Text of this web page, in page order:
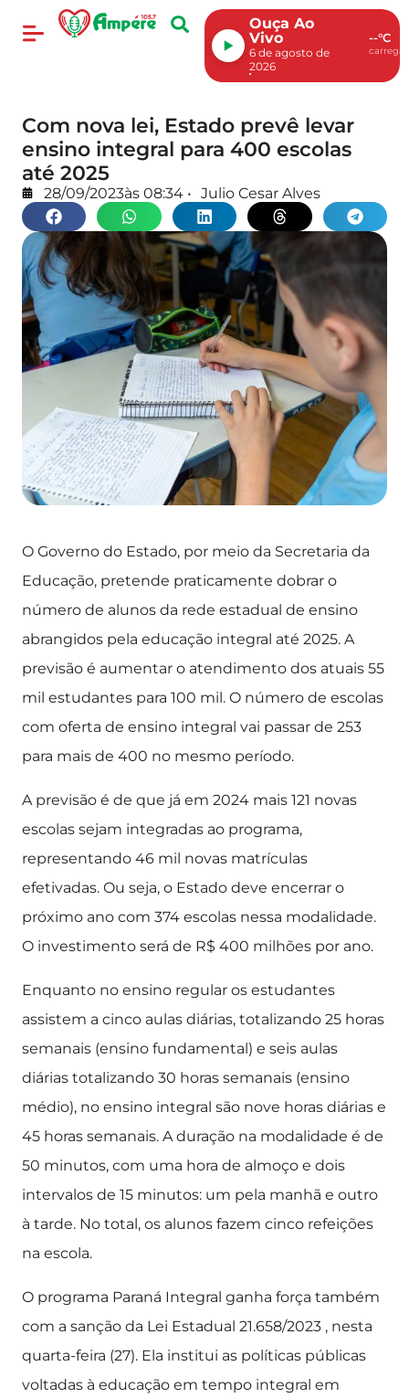
Ouça Ao
Vivo
6 de agosto de
2026
--°C
Com nova lei, Estado prevê levar
ensino integral para 400 escolas
até 2025
28/09/2023às 08:34 • Julio Cesar Alves
O Governo do Estado, por meio da Secretaria da
Educação, pretende praticamente dobrar o
número de alunos da rede estadual de ensino
abrangidos pela educação integral até 2025. A
previsão é aumentar o atendimento dos atuais 55
mil estudantes para 100 mil. O número de escolas
com oferta de ensino integral vai passar de 253
para mais de 400 no mesmo período.
A previsão é de que já em 2024 mais 121 novas
escolas sejam integradas ao programa,
representando 46 mil novas matrículas
efetivadas. Ou seja, o Estado deve encerrar o
próximo ano com 374 escolas nessa modalidade.
O investimento será de R$ 400 milhões por ano.
Enquanto no ensino regular os estudantes
assistem a cinco aulas diárias, totalizando 25 horas
semanais (ensino fundamental) e seis aulas
diárias totalizando 30 horas semanais (ensino
médio), no ensino integral são nove horas diárias e
45 horas semanais. A duração na modalidade é de
50 minutos, com uma hora de almoço e dois
intervalos de 15 minutos: um pela manhã e outro
à tarde. No total, os alunos fazem cinco refeições
na escola.
O programa Paraná Integral ganha força também
com a sanção da Lei Estadual 21.658/2023 , nesta
quarta-feira (27). Ela institui as políticas públicas
voltadas à educação em tempo integral em